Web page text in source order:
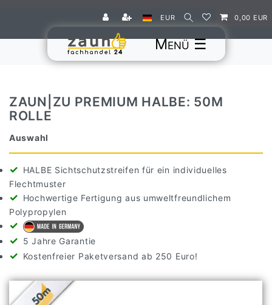
EUR 0,00 EUR
☰
ZAUN|ZU PREMIUM HALBE: 50M
ROLLE
Auswahl
HALBE Sichtschutzstreifen für ein individuelles
Flechtmuster
Hochwertige Fertigung aus umweltfreundlichem
Polypropylen
5 Jahre Garantie
Kostenfreier Paketversand ab 250 Euro!